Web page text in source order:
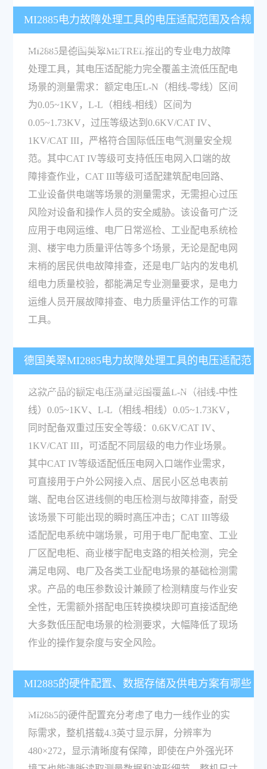
MI2885电力故障处理工具的电压适配范围及合规
性如何，可覆盖哪些使用场景？
MI2885是德国美翠METREL推出的专业电力故障
处理工具，其电压适配能力完全覆盖主流低压配电
场景的测量需求：额定电压L-N（相线-零线）区间
为0.05~1KV，L-L（相线-相线）区间为
0.05~1.73KV，过压等级达到0.6KV/CAT IV、
1KV/CAT III，严格符合国际低压电气测量安全规
范。其中CAT IV等级可支持低压电网入口端的故
障排查作业，CAT III等级可适配建筑配电回路、
工业设备供电端等场景的测量需求，无需担心过压
风险对设备和操作人员的安全威胁。该设备可广泛
应用于电网运维、电厂日常巡检、工业配电系统检
测、楼宇电力质量评估等多个场景，无论是配电网
末梢的居民供电故障排查，还是电厂站内的发电机
组电力质量校验，都能满足专业测量要求，是电力
运维人员开展故障排查、电力质量评估工作的可靠
工具。
德国美翠MI2885电力故障处理工具的电压适配范
围及安全防护等级可覆盖哪些作业场景？
这款产品的额定电压测量范围覆盖L-N（相线-中性
线）0.05~1KV、L-L（相线-相线）0.05~1.73KV，
同时配备双重过压安全等级：0.6KV/CAT IV、
1KV/CAT III，可适配不同层级的电力作业场景。
其中CAT IV等级适配低压电网入口端作业需求，
可直接用于户外公网接入点、居民小区总电表前
端、配电台区进线侧的电压检测与故障排查，耐受
该场景下可能出现的瞬时高压冲击；CAT III等级
适配配电系统中端场景，可用于电厂配电室、工业
厂区配电柜、商业楼宇配电支路的相关检测，完全
满足电网、电厂及各类工业配电场景的基础检测需
求。产品的电压参数设计兼顾了检测精度与作业安
全性，无需额外搭配电压转换模块即可直接适配绝
大多数低压配电场景的检测要求，大幅降低了现场
作业的操作复杂度与安全风险。
MI2885的硬件配置、数据存储及供电方案有哪些
设计亮点？
MI2885的硬件配置充分考虑了电力一线作业的实
际需求，整机搭载4.3英寸显示屏，分辨率为
480×272，显示清晰度有保障，即使在户外强光环